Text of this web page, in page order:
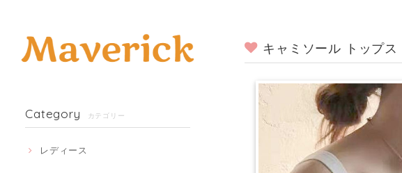
Category カテゴリー
レディース
キャミソール トップ